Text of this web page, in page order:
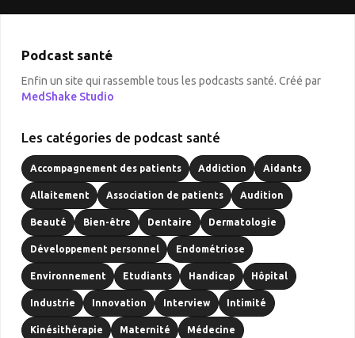
Podcast santé
Enfin un site qui rassemble tous les podcasts santé. Créé par
MedShake Studio
Les catégories de podcast santé
Accompagnement des patients Addiction Aidants
Allaitement Association de patients Audition
Beauté Bien-être Dentaire Dermatologie
Développement personnel Endométriose
Environnement Etudiants Handicap Hôpital
Industrie Innovation Interview Intimité
Kinésithérapie Maternité Médecine